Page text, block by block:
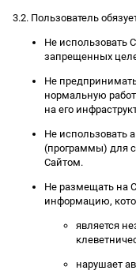
3.2. Пользователь
Не использовать
запрещенных
Не
нормальную
на его
Не использовать
(программы) для
Сайтом.
Не размещать на
информацию,
является
нарушает